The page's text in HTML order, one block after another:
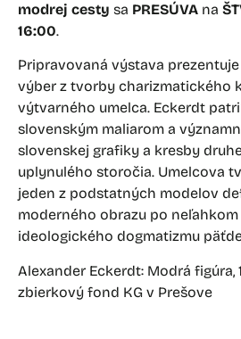
modrej cesty sa PRESÚVA na
16:00.
Pripravovaná výstava
výber z tvorby charizmatického
výtvarného umelca. Eckerdt
slovenským maliarom a
slovenskej grafiky a kresby
uplynulého storočia. Umelcova
jeden z podstatných modelov
moderného obrazu po
ideologického dogmatizmu
Alexander Eckerdt: Modrá figúra,
zbierkový fond KG v Prešove